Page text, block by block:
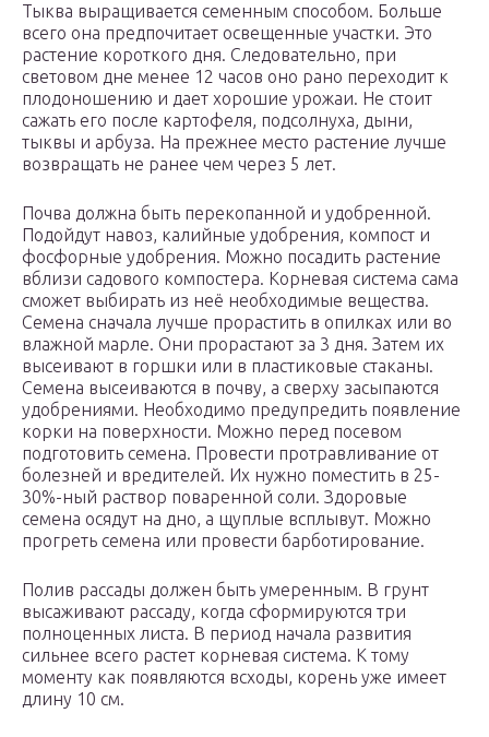
Тыква выращивается семенным способом. Больше
всего она предпочитает освещенные участки. Это
растение короткого дня. Следовательно, при
световом дне менее 12 часов оно рано переходит к
плодоношению и дает хорошие урожаи. Не стоит
сажать его после картофеля, подсолнуха, дыни,
тыквы и арбуза. На прежнее место растение лучше
возвращать не ранее чем через 5 лет.
Почва должна быть перекопанной и удобренной.
Подойдут навоз, калийные удобрения, компост и
фосфорные удобрения. Можно посадить растение
вблизи садового компостера. Корневая система сама
сможет выбирать из неё необходимые вещества.
Семена сначала лучше прорастить в опилках или во
влажной марле. Они прорастают за 3 дня. Затем их
высеивают в горшки или в пластиковые стаканы.
Семена высеиваются в почву, а сверху засыпаются
удобрениями. Необходимо предупредить появление
корки на поверхности. Можно перед посевом
подготовить семена. Провести протравливание от
болезней и вредителей. Их нужно поместить в 25-
30%-ный раствор поваренной соли. Здоровые
семена осядут на дно, а щуплые всплывут. Можно
прогреть семена или провести барботирование.
Полив рассады должен быть умеренным. В грунт
высаживают рассаду, когда сформируются три
полноценных листа. В период начала развития
сильнее всего растет корневая система. К тому
моменту как появляются всходы, корень уже имеет
длину 10 см.